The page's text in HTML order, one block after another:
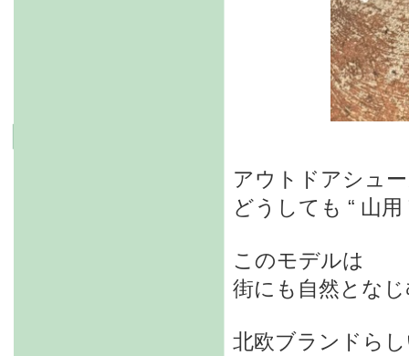
アウトドアシュ
どうしても “ 山
このモデルは
街にも自然とな
北欧ブランドら